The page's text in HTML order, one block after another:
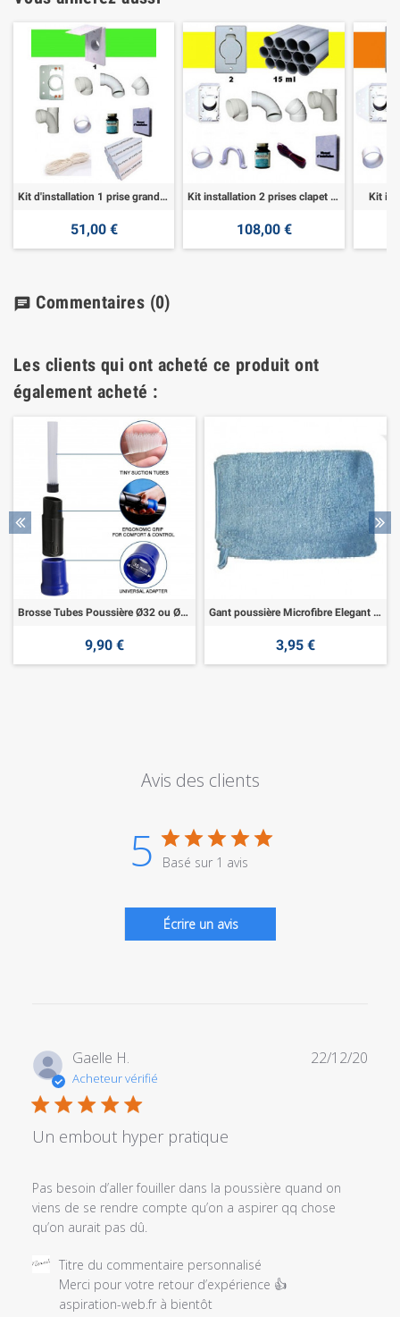
Kit d'installation 1 prise grand clapet
51,00 €
Kit installation 2 prises clapet rond
108,00 €
Kit
chat Commentaires (0)
Les clients qui ont acheté ce produit ont
également acheté :
Brosse Tubes Poussière Ø32 ou Ø35mm
9,90 €
Gant poussière Microfibre Elegant - bleu
3,95 €
Avis des clients
5 Basé sur 1 avis
Écrire un avis
Gaelle H.
Acheteur vérifié
Un embout hyper pratique
Pas besoin d’aller fouiller dans la poussière quand on
viens de se rendre compte qu’on a aspirer qq chose
qu’on aurait pas dû.
Commentaires
propriétaire
Titre du commentaire personnalisé
Merci pour votre retour d’expérience 👍
aspiration-web.fr à bientôt
22/12/20